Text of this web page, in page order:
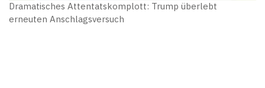
Dramatisches Attentatskomplott: Trump überlebt
erneuten Anschlagsversuch